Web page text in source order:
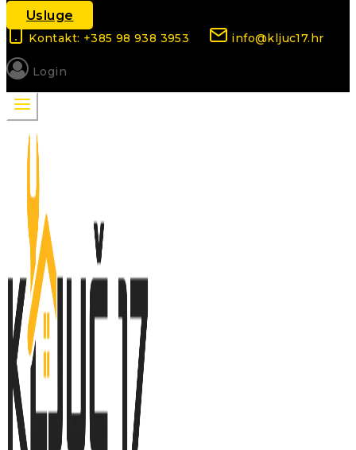
Usluge
Kontakt: +385 98 938 3953 info@kljuc17.hr
Login